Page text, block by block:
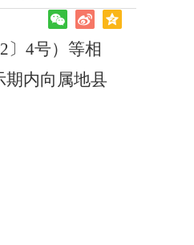
〕4号）等相
内向 属地县